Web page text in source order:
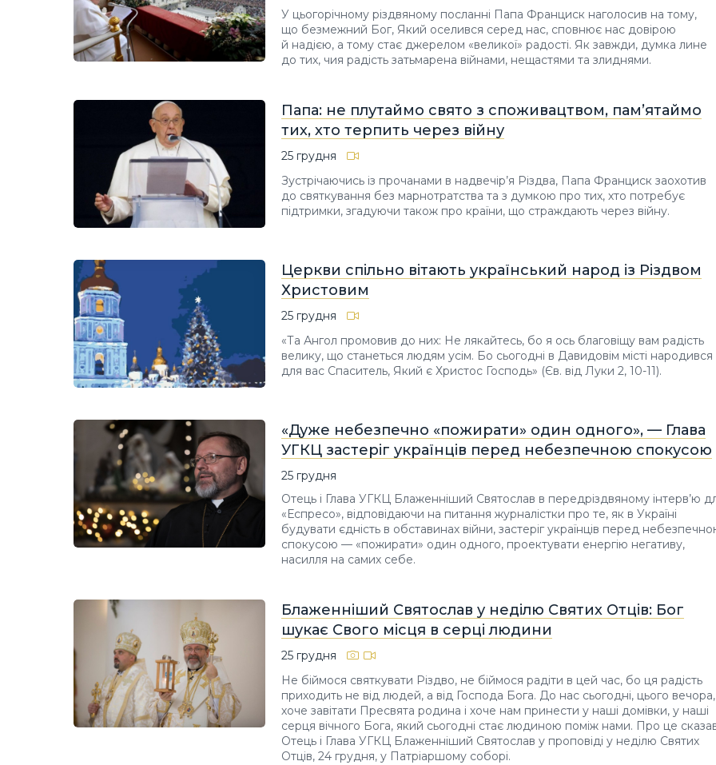
У цьогорічному різдвяному посланні Папа Франциск наголосив на тому,
що безмежний Бог, Який оселився серед нас, сповнює нас довірою
й надією, а тому стає джерелом «великої» радості. Як завжди, думка лине
до тих, чия радість затьмарена війнами, нещастями та злиднями.
Папа: не плутаймо свято з споживацтвом, пам’ятаймо
тих, хто терпить через війну
25 грудня
Зустрічаючись із прочанами в надвечір’я Різдва, Папа Франциск заохотив
до святкування без марнотратства та з думкою про тих, хто потребує
підтримки, згадуючи також про країни, що страждають через війну.
Церкви спільно вітають український народ із Різдвом
Христовим
25 грудня
«Та Ангол промовив до них: Не лякайтесь, бо я ось благовіщу вам радість
велику, що станеться людям усім. Бо сьогодні в Давидовім місті народився
для вас Спаситель, Який є Христос Господь» (Єв. від Луки 2, 10-11).
«Дуже небезпечно «пожирати» один одного», — Глава
УГКЦ застеріг українців перед небезпечною спокусою
25 грудня
Отець і Глава УГКЦ Блаженніший Святослав в передріздвяному інтерв’ю
«Еспресо», відповідаючи на питання журналістки про те, як в Україні
будувати єдність в обставинах війни, застеріг українців перед
спокусою — «пожирати» один одного, проектувати енергію негативу,
насилля на самих себе.
Блаженніший Святослав у неділю Святих Отців: Бог
шукає Свого місця в серці людини
25 грудня
Не біймося святкувати Різдво, не біймося радіти в цей час, бо ця радість
приходить не від людей, а від Господа Бога. До нас сьогодні, цього вечора,
хоче завітати Пресвята родина і хоче нам принести у наші домівки, у наші
серця вічного Бога, який сьогодні стає людиною поміж нами. Про це
Отець і Глава УГКЦ Блаженніший Святослав у проповіді у неділю Святих
Отців, 24 грудня, у Патріаршому соборі.